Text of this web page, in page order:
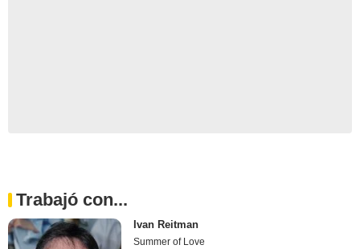
Trabajó con...
Ivan Reitman
Summer of Love